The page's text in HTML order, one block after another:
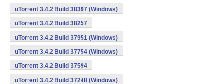
uTorrent 3.4.2 Build 38397 (Windows)
uTorrent 3.4.2 Build 38257
uTorrent 3.4.2 Build 37951 (Windows)
uTorrent 3.4.2 Build 37754 (Windows)
uTorrent 3.4.2 Build 37594
uTorrent 3.4.2 Build 37248 (Windows)